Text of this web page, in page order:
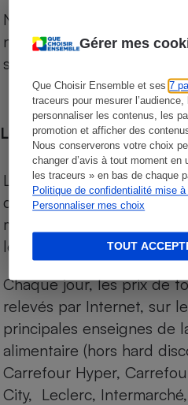
Gérer mes
Que Choisir Ensemble et ses7
traceurs pour mesurer
personnaliser les contenus, les
promotion et afficher des
Nous conserverons votre choix
changer d’avis à tout moment en
les traceurs » en bas de chaque
Politique de confidentialité mise
Personnaliser mes choix
TOUT
Notre comparateur de
niveau de prix des
sur le territoire français.
Les comparaisons de prix
Les comparaisons sont
des produits des
marques de distributeurs
leurs équivalents chez
Chaque jour, les prix de
relevés par Internet, sur
principales enseignes de
alimentaire (hors hard
Carrefour Hyper,
City, Leclerc,